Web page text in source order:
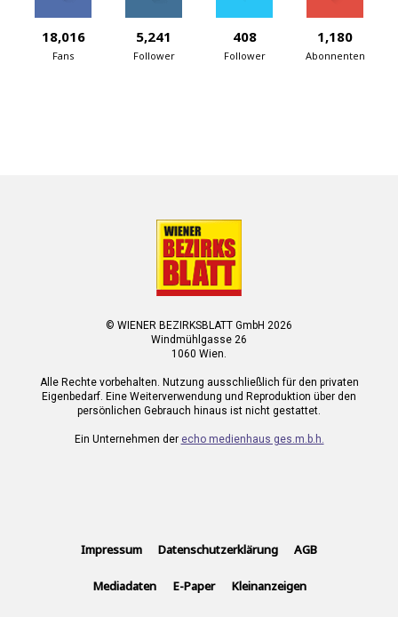
18,016
Fans
5,241
Follower
408
Follower
1,180
Abonnenten
© WIENER BEZIRKSBLATT GmbH 2026
Windmühlgasse 26
1060 Wien.
Alle Rechte vorbehalten. Nutzung ausschließlich für den privaten
Eigenbedarf. Eine Weiterverwendung und Reproduktion über den
persönlichen Gebrauch hinaus ist nicht gestattet.
Ein Unternehmen der echo medienhaus ges.m.b.h.
Impressum Datenschutzerklärung AGB
Mediadaten E-Paper Kleinanzeigen